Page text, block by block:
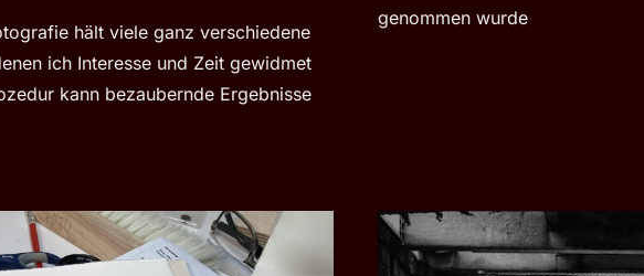
hält viele ganz verschiedene
ich Interesse und Zeit gewidmet
kann bezaubernde Ergebnisse
genommen wurde